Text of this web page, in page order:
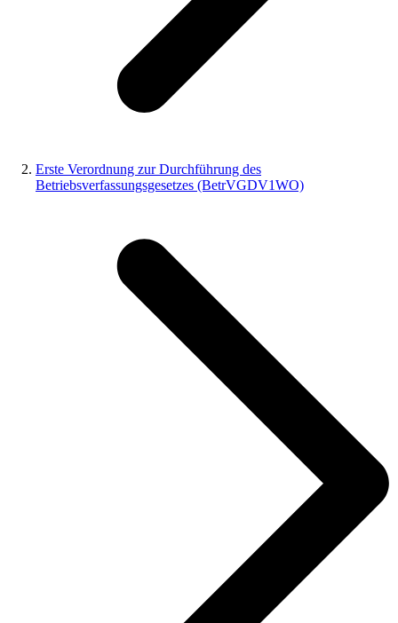
Erste Verordnung zur Durchführung des
Betriebsverfassungsgesetzes (BetrVGDV1WO)